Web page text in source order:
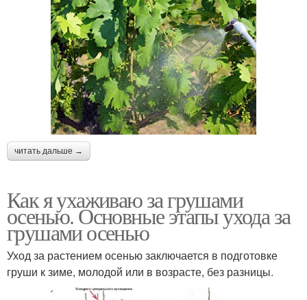
читать дальше →
Как я ухаживаю за грушами
осенью. Основные этапы ухода за
грушами осенью
Уход за растением осенью заключается в подготовке
груши к зиме, молодой или в возрасте, без разницы.